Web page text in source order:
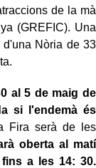
de la mà
(GREFIC). Una
d'una Nòria de 33
al 5 de maig de
si l'endemà és
Fira serà de les
oberta al matí
a les 14: 30.